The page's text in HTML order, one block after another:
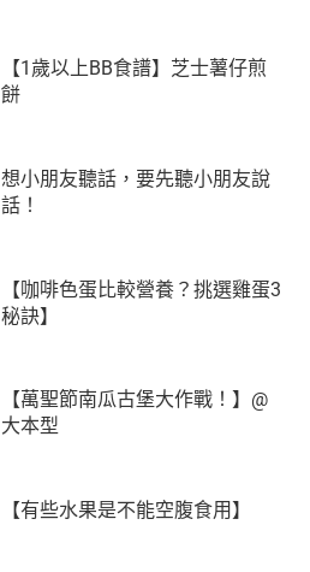
【1歲以上BB食譜】芝士薯仔煎
餅
想小朋友聽話，要先聽小朋友說
話！
【咖啡色蛋比較營養？挑選雞蛋3
秘訣】
【萬聖節南瓜古堡大作戰！】@
大本型
【有些水果是不能空腹食用】